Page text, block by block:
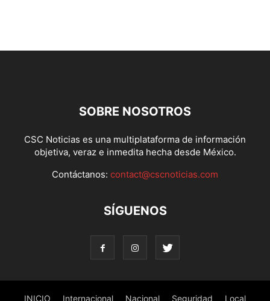
SOBRE NOSOTROS
CSC Noticias es una multiplataforma de información
objetiva, veraz e inmedita hecha desde México.
Contáctanos: contact@cscnoticias.com
SÍGUENOS
INICIO Internacional Nacional Seguridad Local